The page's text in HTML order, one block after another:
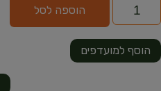
הוספה לסל
הוסף למועדפים